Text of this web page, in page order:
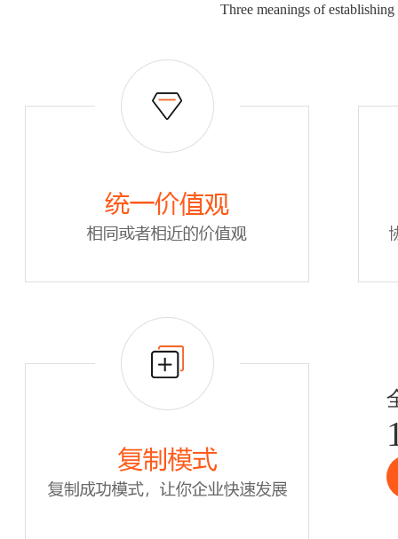
Three meanings of establishing